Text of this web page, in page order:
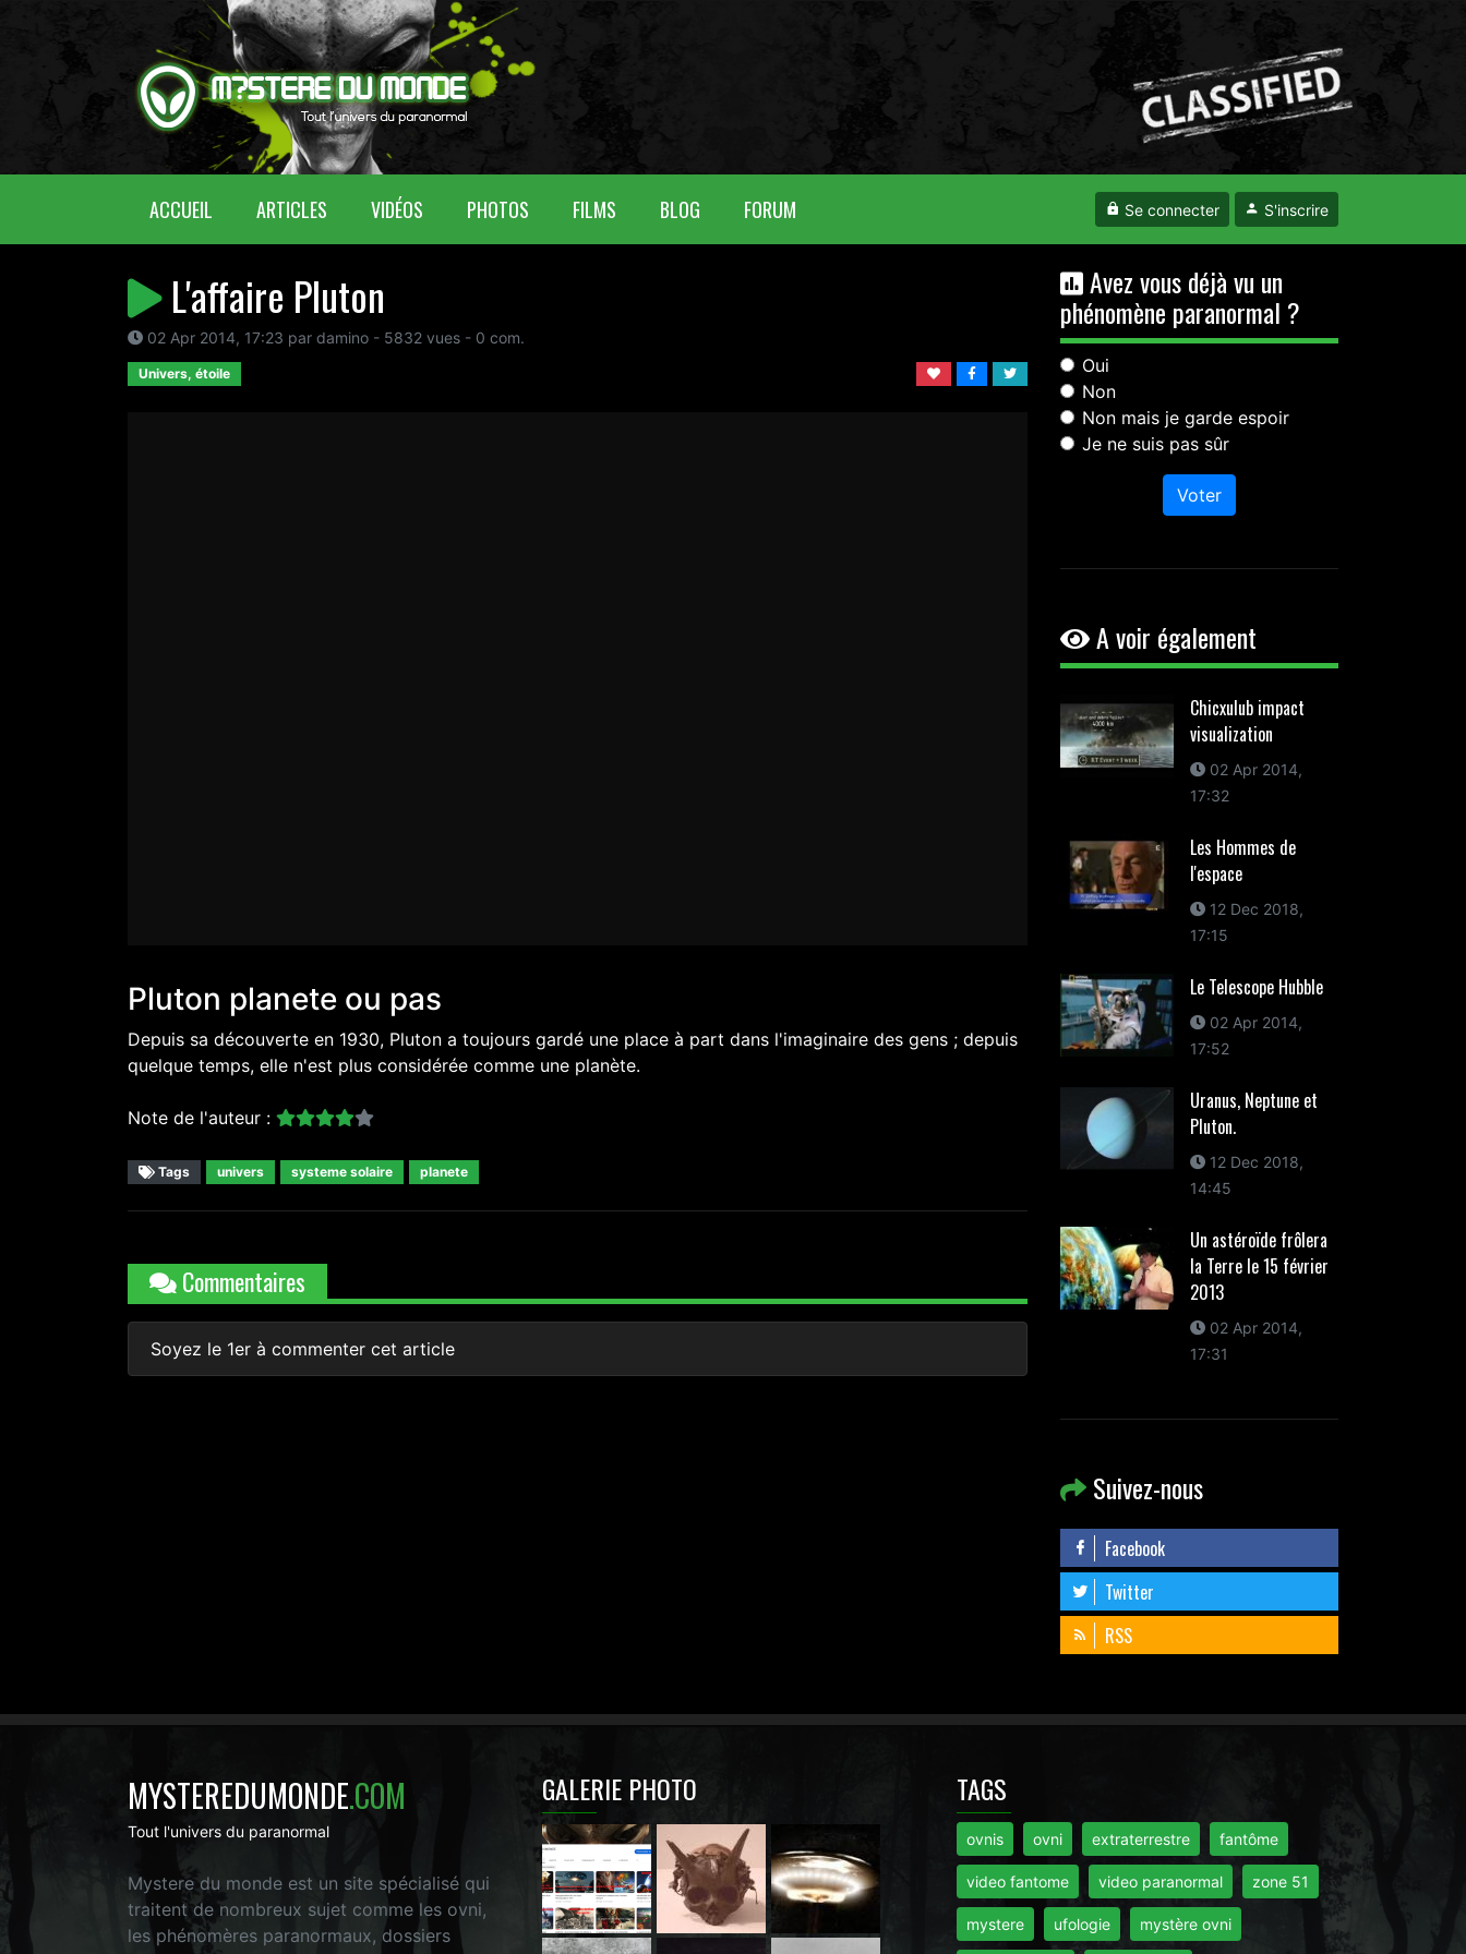
ACCUEIL (CURRENT)ARTICLES VIDÉOS PHOTOS FILMS BLOG FORUM Se connecter S'inscrire
L'affaire Pluton
02 Apr 2014, 17:23 par damino - 5832 vues - 0 com.
Univers, étoile
Pluton planete ou pas
Depuis sa découverte en 1930, Pluton a toujours gardé une place à part dans l'imaginaire des gens ; depuis
quelque temps, elle n'est plus considérée comme une planète.
Note de l'auteur :
Tags univers systeme solaire planete
Commentaires
Soyez le 1er à commenter cet article
Avez vous déjà vu un
phénomène paranormal ?
Oui
Non
Non mais je garde espoir
Je ne suis pas sûr
Voter
A voir également
Chicxulub impact
visualization
02 Apr 2014,
17:32
Les Hommes de
l'espace
12 Dec 2018,
17:15
Le Telescope Hubble
02 Apr 2014,
17:52
Uranus, Neptune et
Pluton.
12 Dec 2018,
14:45
Un astéroïde frôlera
la Terre le 15 février
2013
02 Apr 2014,
17:31
Suivez-nous
Facebook
Twitter
RSS
MYSTEREDUMONDE.COM
Tout l'univers du paranormal
Mystere du monde est un site spécialisé qui
traitent de nombreux sujet comme les ovni,
les phénomères paranormaux, dossiers
GALERIE PHOTO TAGS
ovnis ovni extraterrestre fantôme
video fantome video paranormal zone 51
mystere ufologie mystère ovni